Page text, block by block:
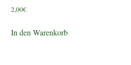
2,00€
In den Warenkorb